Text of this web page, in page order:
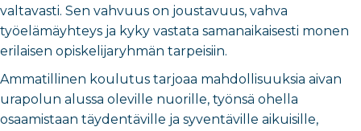
valtavasti. Sen vahvuus on joustavuus, vahva
työelämäyhteys ja kyky vastata samanaikaisesti monen
erilaisen opiskelijaryhmän tarpeisiin.
Ammatillinen koulutus tarjoaa mahdollisuuksia aivan
urapolun alussa oleville nuorille, työnsä ohella
osaamistaan täydentäville ja syventäville aikuisille,